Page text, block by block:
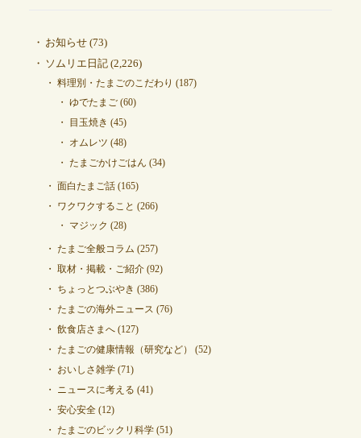
お知らせ(73)
ソムリエ日記(2,226)
料理別・たまごのこだわり (187)
ゆでたまご(60)
目玉焼き (45)
オムレツ (48)
たまごかけごはん (34)
面白たまご話(165)
ワクワクすること (266)
マジック (28)
たまご全般コラム (257)
取材・掲載・ご紹介(92)
ちょっとつぶやき (386)
たまごの海外ニュース (76)
飲食店さまへ(127)
たまごの健康情報（研究など）
(52)
おいしさ雑学(71)
ニュースに考える (41)
安心安全(12)
たまごのビックリ科学(51)